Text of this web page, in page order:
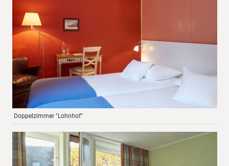
Doppelzimmer "Lohnhof"